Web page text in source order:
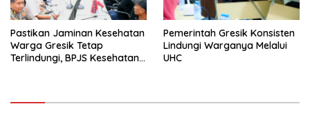
Pastikan Jaminan Kesehatan
Warga Gresik Tetap
Terlindungi, BPJS Kesehatan
Pemerintah Gresik Konsisten
Lindungi Warganya Melalui
UHC